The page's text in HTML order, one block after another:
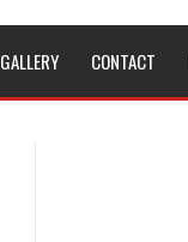
GALLERY CONTACT